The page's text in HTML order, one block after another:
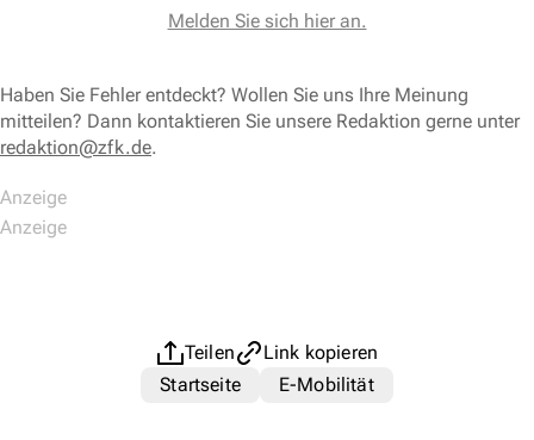
Melden Sie sich hier an.
Haben Sie Fehler entdeckt? Wollen Sie uns Ihre Meinung
mitteilen? Dann kontaktieren Sie unsere Redaktion gerne unter
redaktion@zfk.de.
Teilen
Link kopieren
Startseite
E-Mobilität